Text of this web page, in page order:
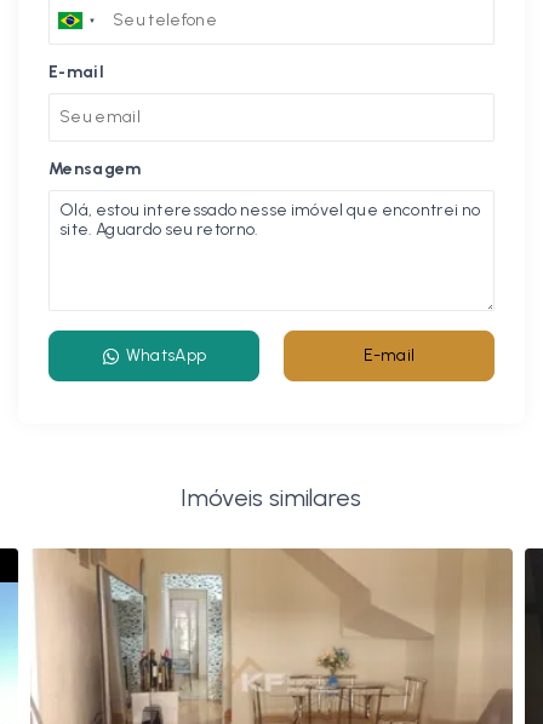
E-mail
Mensagem
WhatsApp E-mail
Imóveis similares